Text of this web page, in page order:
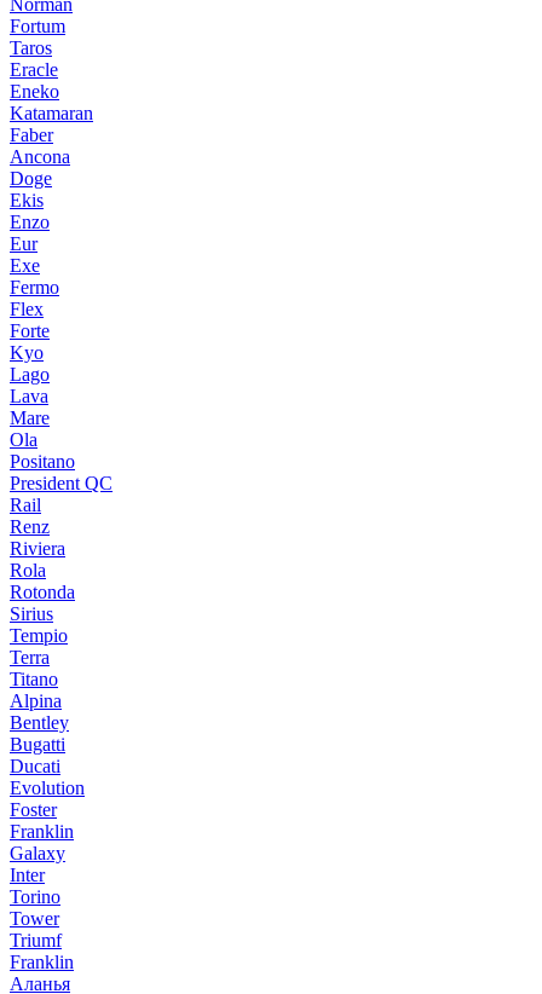
Norman
Fortum
Taros
Eracle
Eneko
Katamaran
Faber
Ancona
Doge
Ekis
Enzo
Eur
Exe
Fermo
Flex
Forte
Kyo
Lago
Lava
Mare
Ola
Positano
President QC
Rail
Renz
Riviera
Rola
Rotonda
Sirius
Tempio
Terra
Titano
Alpina
Bentley
Bugatti
Ducati
Evolution
Foster
Franklin
Galaxy
Inter
Torino
Tower
Triumf
Franklin
Аланья